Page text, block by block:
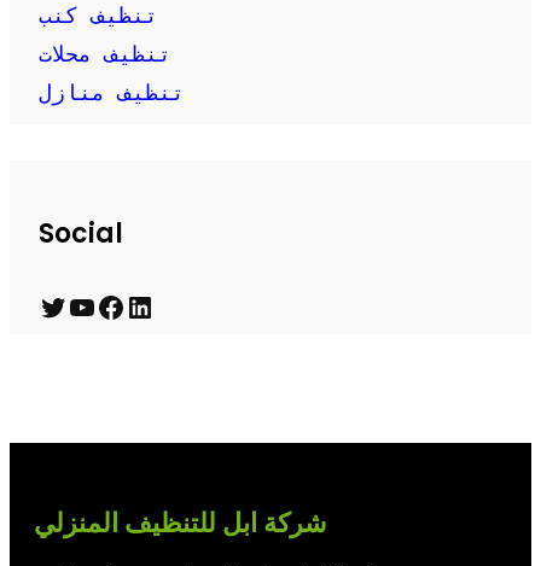
تنظيف كنب
تنظيف محلات
تنظيف منازل
Social
T
t
e
Y
T
b
F
e
o
L
k
d
شركة ابل للتنظيف المنزلي